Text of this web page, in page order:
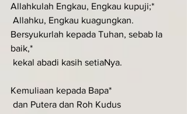
Allahkulah Engkau, Engkau kupuji;*
Allahku, Engkau kuagungkan.
Bersyukurlah kepada Tuhan, sebab Ia
baik,*
kekal abadi kasih setiaNya.
Kemuliaan kepada Bapa*
dan Putera dan Roh Kudus